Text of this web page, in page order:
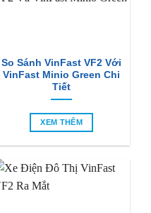
So Sánh VinFast VF2 Với
VinFast Minio Green Chi
Tiết
XEM THÊM